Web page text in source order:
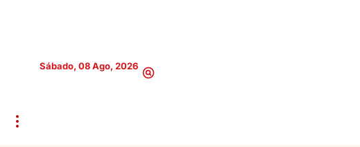
Sábado, 08 Ago, 2026